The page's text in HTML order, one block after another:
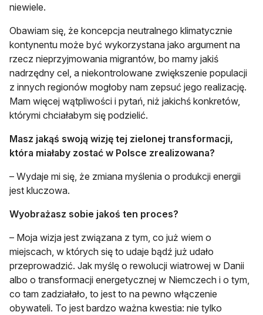
niewiele.
Obawiam się, że koncepcja neutralnego klimatycznie
kontynentu może być wykorzystana jako argument na
rzecz nieprzyjmowania migrantów, bo mamy jakiś
nadrzędny cel, a niekontrolowane zwiększenie populacji
z innych regionów mogłoby nam zepsuć jego realizację.
Mam więcej wątpliwości i pytań, niż jakichś konkretów,
którymi chciałabym się podzielić.
Masz jakąś swoją wizję tej zielonej transformacji,
która miałaby zostać w Polsce zrealizowana?
– Wydaje mi się, że zmiana myślenia o produkcji energii
jest kluczowa.
Wyobrażasz sobie jakoś ten proces?
– Moja wizja jest związana z tym, co już wiem o
miejscach, w których się to udaje bądź już udało
przeprowadzić. Jak myślę o rewolucji wiatrowej w Danii
albo o transformacji energetycznej w Niemczech i o tym,
co tam zadziałało, to jest to na pewno włączenie
obywateli. To jest bardzo ważna kwestia: nie tylko